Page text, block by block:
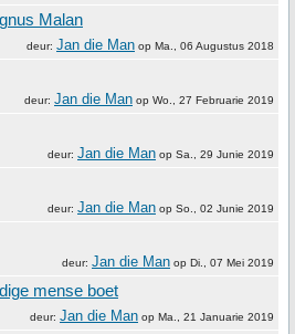
Malan
deur: Jan die Man op Ma., 06 Augustus 2018
deur: Jan die Man op Wo., 27 Februarie 2019
deur: Jan die Man op Sa., 29 Junie 2019
deur: Jan die Man op So., 02 Junie 2019
deur: Jan die Man op Di., 07 Mei 2019
mense boet
deur: Jan die Man op Ma., 21 Januarie 2019